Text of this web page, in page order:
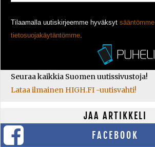
Tilaamalla uutiskirjeemme hyväksyt sääntömme
tietosuojakäytäntömme.
Seuraa kaikkia Suomen uutissivustoja!
Lataa ilmainen HIGH.FI -uutisvahti!
JAA ARTIKKELI
FACEBOOK